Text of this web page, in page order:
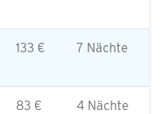
133 € 7 Nächte
83 € 4 Nächte